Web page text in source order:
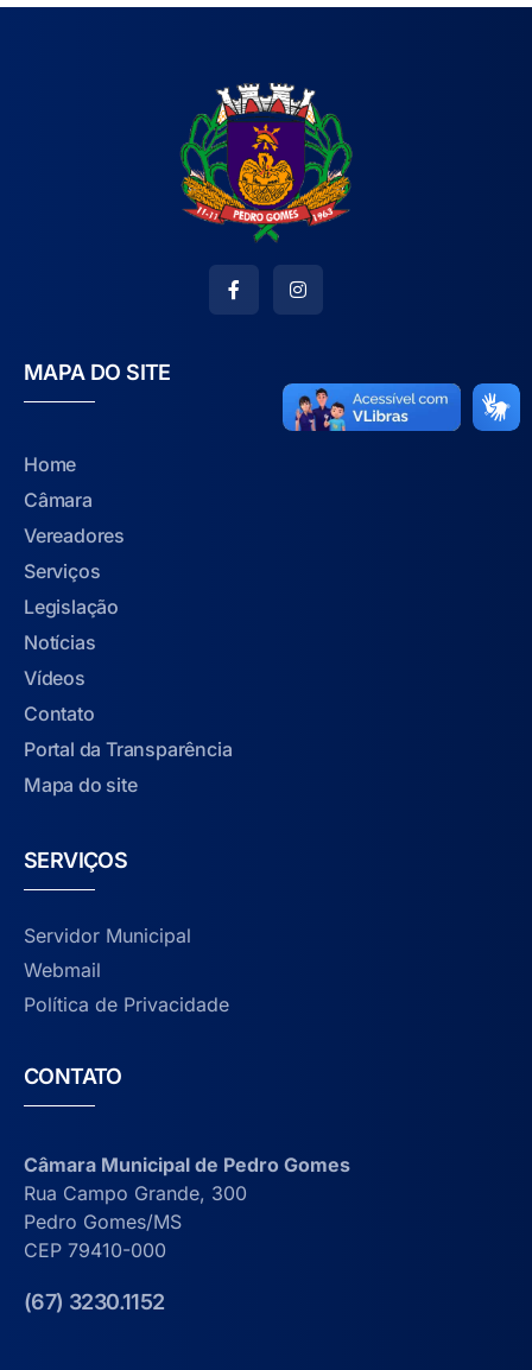
MAPA DO SITE
Home
Câmara
Vereadores
Serviços
Legislação
Notícias
Vídeos
Contato
Portal da Transparência
Mapa do site
SERVIÇOS
Servidor Municipal
Webmail
Política de Privacidade
CONTATO
Câmara Municipal de Pedro Gomes
Rua Campo Grande, 300
Pedro Gomes/MS
CEP 79410-000
(67) 3230.1152